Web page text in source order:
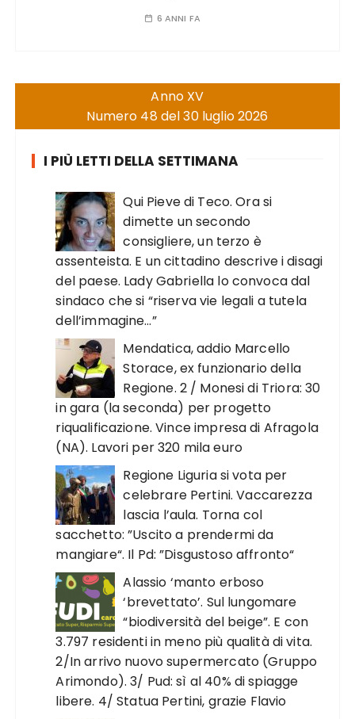
6 ANNI FA
Anno XV
Numero 48 del 30 luglio 2026
I PIÙ LETTI DELLA SETTIMANA
Qui Pieve di Teco. Ora si
dimette un secondo
consigliere, un terzo è
assenteista. E un cittadino descrive i disagi
del paese. Lady Gabriella lo convoca dal
sindaco che si “riserva vie legali a tutela
dell’immagine…”
Mendatica, addio Marcello
Storace, ex funzionario della
Regione. 2 / Monesi di Triora: 30
in gara (la seconda) per progetto
riqualificazione. Vince impresa di Afragola
(NA). Lavori per 320 mila euro
Regione Liguria si vota per
celebrare Pertini. Vaccarezza
lascia l’aula. Torna col
sacchetto: ”Uscito a prendermi da
mangiare“. Il Pd: ”Disgustoso affronto“
Alassio ‘manto erboso
‘brevettato’. Sul lungomare
“biodiversità del beige”. E con
3.797 residenti in meno più qualità di vita.
2/In arrivo nuovo supermercato (Gruppo
Arimondo). 3/ Pud: sì al 40% di spiagge
libere. 4/ Statua Pertini, grazie Flavio